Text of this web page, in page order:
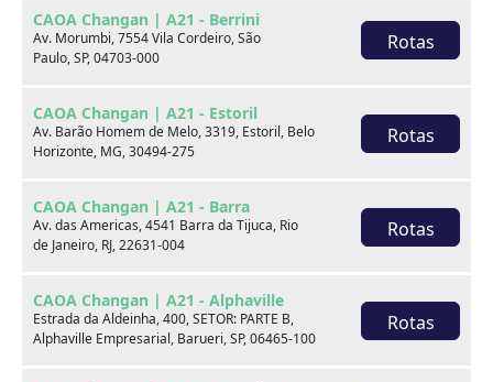
CAOA Changan | A21 - Berrini
Av. Morumbi, 7554 Vila Cordeiro, São
Paulo, SP, 04703-000
Rotas
CAOA Changan | A21 - Estoril
Av. Barão Homem de Melo, 3319, Estoril, Belo
Horizonte, MG, 30494-275
Rotas
CAOA Changan | A21 - Barra
Av. das Americas, 4541 Barra da Tijuca, Rio
de Janeiro, RJ, 22631-004
Rotas
CAOA Changan | A21 - Alphaville
Estrada da Aldeinha, 400, SETOR: PARTE B,
Alphaville Empresarial, Barueri, SP, 06465-100
Rotas
Seminovos em destaque